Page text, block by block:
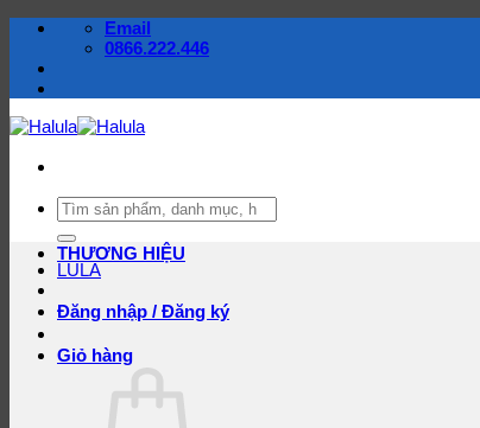
dung
Email
0866.222.446
Tìm
kiếm:
LULA
Đăng nhập / Đăng ký
Giỏ hàng
THƯƠNG HIỆU